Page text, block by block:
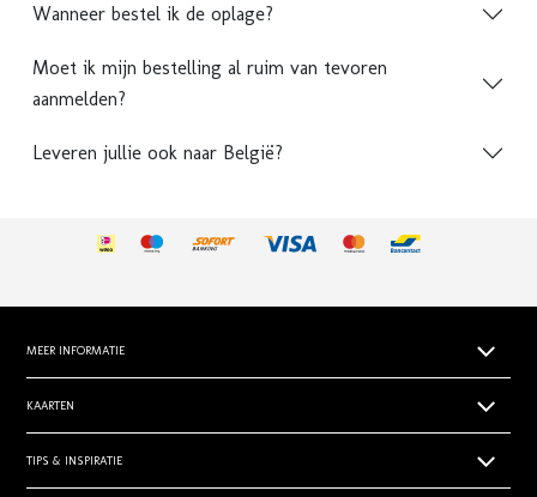
Wanneer bestel ik de oplage?
Moet ik mijn bestelling al ruim van tevoren
aanmelden?
Leveren jullie ook naar België?
MEER INFORMATIE
Papiersoorten
Levertijden
Prijsoverzicht
KAARTEN
Geboortekaartjes
Trouwkaarten zelf ontwerpen
TIPS & INSPIRATIE